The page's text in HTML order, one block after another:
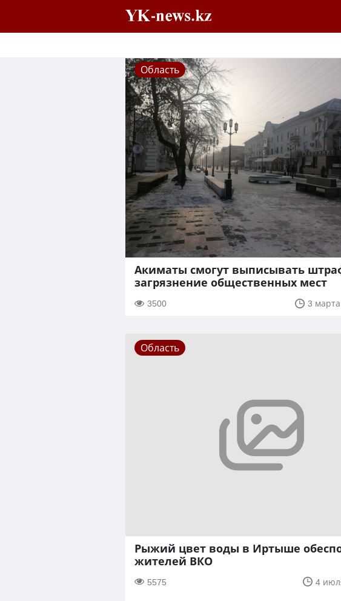
Область
Акиматы смогут выписывать
загрязнение общественных мест
3500 3
Область
Рыжий цвет воды в Иртыше
жителей ВКО
5575 4